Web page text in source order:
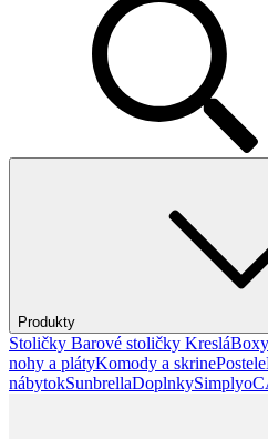
Produkty
Stoličky Barové stoličky Kreslá
nohy a plátyKomody a skrinePostele
nábytokSunbrellaDoplnkySimplyo